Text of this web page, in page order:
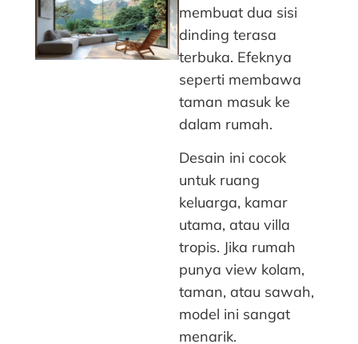
membuat dua sisi
dinding terasa
terbuka. Efeknya
seperti membawa
taman masuk ke
dalam rumah.
Desain ini cocok
untuk ruang
keluarga, kamar
utama, atau villa
tropis. Jika rumah
punya view kolam,
taman, atau sawah,
model ini sangat
menarik.